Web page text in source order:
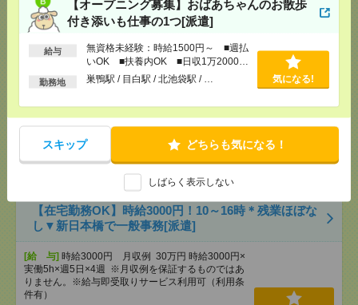
【オープニング募集】おばあちゃんのお散歩
付き添いも仕事の1つ[派遣]
給与
無資格未経験：時給1500円～ ■週払
いOK ■扶養内OK ■日収1万2000円
以上
勤務地 巣鴨駅 / 目白駅 / 北池袋駅 / … 気になる!
スキップ どちらも気になる！
しばらく表示しない
[勤務地]
板橋区役所前駅から徒歩2分 /大山(東京都)
駅から徒歩10分
電話なし！9月～3月！区役所！ひたすら書類の仕分
けメイン！[派遣]
[給 与]時給1650円 月収例 255,750円
[月収例]25～30万円
板橋区役所前駅から徒歩2分
気になる！
【在宅勤務OK】時給3000円！10～16時＊残業ほぼな
し▼新日本橋で一般事務[派遣]
[給 与] 時給3000円 月収例 30万円 時給3000円×
実働5h×週5日×4週 ※月収例を保証するものではあ
りません。※給与即受取りサービス利用可（利用条
件有）